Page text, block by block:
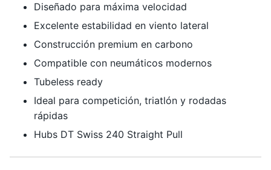
Diseñado para máxima velocidad
Excelente estabilidad en viento lateral
Construcción premium en carbono
Compatible con neumáticos modernos
Tubeless ready
Ideal para competición, triatlón y rodadas
rápidas
Hubs DT Swiss 240 Straight Pull